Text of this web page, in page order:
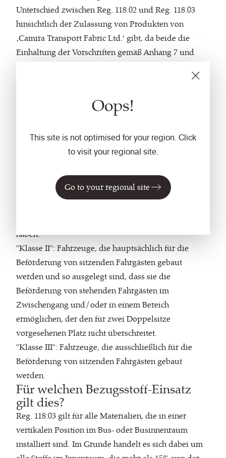
Oops!
This site is not optimised for your region. Click
to visit your regional site.
Go to your regional site
Unterschied zwischen Reg. 118.02 und Reg. 118.03
hinsichtlich der Zulassung von Produkten von
‚Camira Transport Fabric Ltd.‘ gibt, da beide die
Einhaltung der Vorschriften gemäß Anhang 7 und
Vorschriften finden Siehier.
Welche Fahrzeugtypen sind
betroffen?
Materialien, die in den Fahrzeugklassen M3, Klasse II
"Kategorie M3": Fahrzeuge, die für die
Personenbeförderung verwendet werden, mehr als
haben.
"Klasse II": Fahrzeuge, die hauptsächlich für die
Beförderung von sitzenden Fahrgästen gebaut
werden und so ausgelegt sind, dass sie die
Beförderung von stehenden Fahrgästen im
Zwischengang und/oder in einem Bereich
ermöglichen, der den für zwei Doppelsitze
vorgesehenen Platz nicht überschreitet.
"Klasse III": Fahrzeuge, die ausschließlich für die
Beförderung von sitzenden Fahrgästen gebaut
werden.
Für welchen Bezugsstoff-Einsatz
gilt dies?
Reg. 118:03 gilt für alle Materialien, die in einer
vertikalen Position im Bus- oder Businnenraum
installiert sind. Im Grunde handelt es sich dabei um